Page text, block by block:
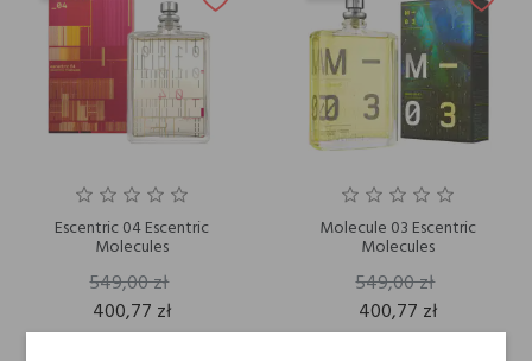
Escentric 04 Escentric
Molecules
549,00 zł
400,77 zł
Molecule 03 Escentric
Molecules
549,00 zł
400,77 zł